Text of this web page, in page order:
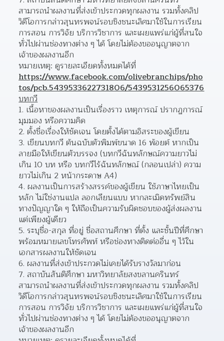
สามารถนำผลงานที่ส่งเข้าประกวดทุกผลงาน รวมทั้งคลิป
วิดีโอการกล่าวสุนทรพจน์รอบชิงชนะเลิศมาใช้ในการเรียน
การสอน การวิจัย บริการวิชาการ และเผยแพร่แก่ผู้ที่สนใจ
ทั่วไปผ่านช่องทางต่าง ๆ ได้ โดยไม่ต้องขออนุญาตจาก
เจ้าของผลงานอีก
https://www.facebook.com/olivebranchips/pho
tos/pcb.5439533622731806/5439531256065376
บทกวี
เนื้อหาของผลงานเป็นเรื่องราว เหตุการณ์ ปรากฏการณ์
มุมมอง หรือความคิด
ตั้งชื่อเรื่องให้ชัดเจน โดยตั้งได้ตามอิสระของผู้เขียน
เขียนบทกวี ต้นฉบับตัวพิมพ์ขนาด 16 พ้อยต์ หากเป็น
ลายมือให้เขียนตัวบรรจง (บทกวีฉันทลักษณ์ความยาวไม่
เกิน 10 บท หรือ บทกวีไร้ฉันทลักษณ์ (กลอนเปล่า) ความ
ยาวไม่เกิน 2 หน้ากระดาษ A4)
ผลงานเป็นการสร้างสรรค์ของผู้เขียน ใช้ภาษาไทยเป็น
หลัก ไม่ใช่งานแปล ลอกเลียนแบบ หากละเมิดทรัพย์สิน
ทางปัญญาใด ๆ ให้ถือเป็นความรับผิดชอบของผู้ส่งผลงาน
แต่เพียงผู้เดียว
ระบุชื่อ-สกุล ที่อยู่ ชื่อสถานศึกษา ที่ตั้ง และชั้นปีที่ศึกษา
พร้อมหมายเลขโทรศัพท์ หรือช่องทางติดต่ออื่น ๆ ไว้ใน
เอกสารผลงานให้ชัดเจน
ผลงานที่ส่งเข้าประกวดไม่เคยได้รับรางวัลมาก่อน
สถาบันสันติศึกษา มหาวิทยาลัยสงขลานครินทร์
สามารถนำผลงานที่ส่งเข้าประกวดทุกผลงาน รวมทั้งคลิป
วิดีโอการกล่าวสุนทรพจน์รอบชิงชนะเลิศมาใช้ในการเรียน
การสอน การวิจัย บริการวิชาการ และเผยแพร่แก่ผู้ที่สนใจ
ทั่วไปผ่านช่องทางต่าง ๆ ได้ โดยไม่ต้องขออนุญาตจาก
เจ้าของผลงานอีก